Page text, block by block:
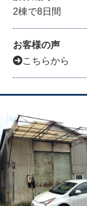
2棟で8日間
お客様の声
こちらから